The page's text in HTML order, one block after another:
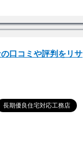
口コミや評判をリサ
長期優良住宅対応工務店